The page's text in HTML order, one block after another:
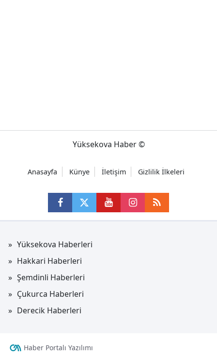
Yüksekova Haber ©
Anasayfa Künye İletişim Gizlilik İlkeleri
Yüksekova Haberleri
Hakkari Haberleri
Şemdinli Haberleri
Çukurca Haberleri
Derecik Haberleri
Haber Portalı Yazılımı